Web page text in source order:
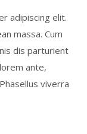
adipiscing elit.
massa. Cum
dis parturient
ante,
viverra